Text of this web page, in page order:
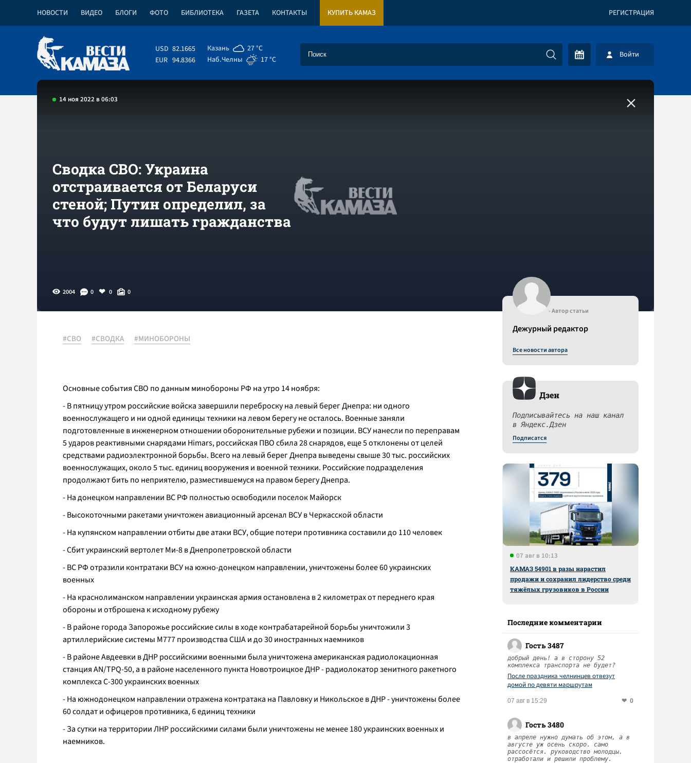
НОВОСТИ ВИДЕО БЛОГИ ФОТО БИБЛИОТЕКА ГАЗЕТА КОНТАКТЫ КУПИТЬ КАМАЗ РЕГИСТРАЦИЯ
USD 82.1665
EUR 94.8366
Казань
27 °C
Наб.Челны
17 °C Войти
14 ноя 2022 в 06:03
Сводка СВО: Украина
отстраивается от Беларуси
стеной; Путин определил, за
что будут лишать гражданства
2004 0 0 0
#СВО #СВОДКА #МИНОБОРОНЫ
Основные события СВО по данным минобороны РФ на утро 14 ноября:
- В пятницу утром российские войска завершили переброску на левый берег Днепра: ни одного
военнослужащего и ни одной единицы техники на левом берегу не осталось. Военные заняли
подготовленные в инженерном отношении оборонительные рубежи и позиции. ВСУ нанесли по переправам
5 ударов реактивными снарядами Himars, российская ПВО сбила 28 снарядов, еще 5 отклонены от целей
средствами радиоэлектронной борьбы. Всего на левый берег Днепра выведены свыше 30 тыс. российских
военнослужащих, около 5 тыс. единиц вооружения и военной техники. Российские подразделения
продолжают бить по неприятелю, разместившемуся на правом берегу Днепра.
- На донецком направлении ВС РФ полностью освободили поселок Майорск
- Высокоточными ракетами уничтожен авиационный арсенал ВСУ в Черкасской области
- На купянском направлении отбиты две атаки ВСУ, общие потери противника составили до 110 человек
- Сбит украинский вертолет Ми-8 в Днепропетровской области
- ВС РФ отразили контратаки ВСУ на южно-донецком направлении, уничтожены более 60 украинских
военных
- На краснолиманском направлении украинская армия остановлена в 2 километрах от переднего края
обороны и отброшена к исходному рубежу
- В районе города Запорожье российские силы в ходе контрабатарейной борьбы уничтожили 3
артиллерийские системы М777 производства США и до 30 иностранных наемников
- В районе Авдеевки в ДНР российскими военными была уничтожена американская радиолокационная
станция AN/TPQ-50, а в районе населенного пункта Новотроицкое ДНР - радиолокатор зенитного ракетного
комплекса С-300 украинских военных
- На южнодонецком направлении отражена контратака на Павловку и Никольское в ДНР - уничтожены более
60 солдат и офицеров противника, 6 единиц техники
- За сутки на территории ЛНР российскими силами были уничтожены не менее 180 украинских военных и
наемников.
- Автор статьи
Дежурный редактор
Все новости автора
Дзен
Подписывайтесь на наш канал
в Яндекс.Дзен
Подписатся
07 авг в 10:13
КАМАЗ 54901 в разы нарастил
продажи и сохранил лидерство среди
тяжёлых грузовиков в России
Последние комментарии
Гость 3487
добрый день! а в сторону 52
комплекса транспорта не будет?
После праздника челнинцев отвезут
домой по девяти маршрутам
07 авг в 15:29 0
Гость 3480
в апреле нужно думать об этом, а в
августе уж осень скоро. само
рассосётся. руководство молодцы.
отработали и решили проблему.